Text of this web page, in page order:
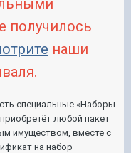
получилось
наши
специальные «Наборы
любой пакет
имуществом, вместе с
на набор